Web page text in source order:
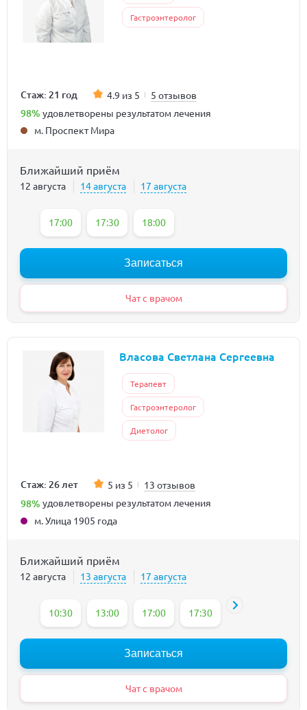
Гастроэнтеролог
Стаж: 21 год 4.9 из 5 5 отзывов
98% удовлетворены результатом лечения
м. Проспект Мира
Ближайший приём
12 августа 14 августа 17 августа
17:00 17:30 18:00
Записаться
Чат с врачом
Власова Светлана Сергеевна
Терапевт
Гастроэнтеролог
Диетолог
Стаж: 26 лет 5 из 5 13 отзывов
98% удовлетворены результатом лечения
м. Улица 1905 года
Ближайший приём
12 августа 13 августа 17 августа
10:30 13:00 17:00 17:30
Записаться
Чат с врачом